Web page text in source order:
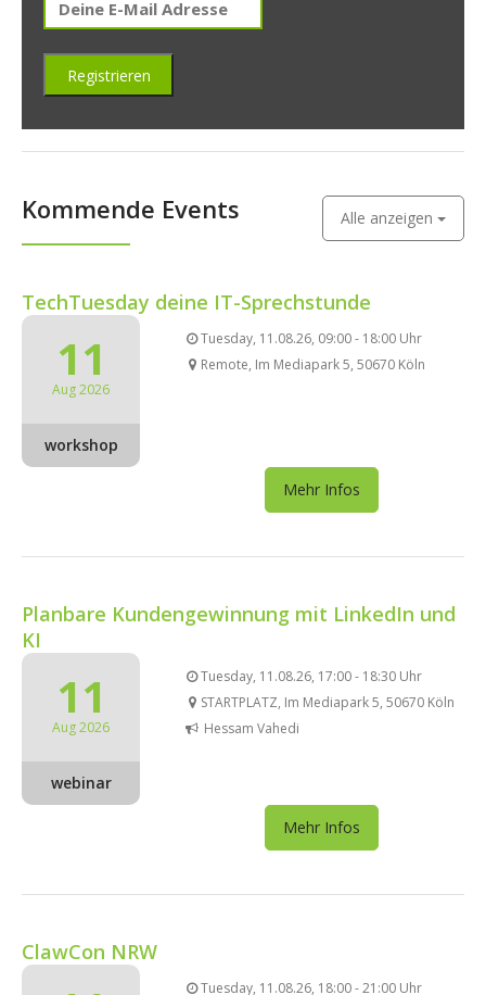
Kommende Events Alle anzeigen
TechTuesday deine IT-Sprechstunde
11
Aug 2026
workshop
Tuesday, 11.08.26, 09:00 - 18:00 Uhr
Remote, Im Mediapark 5, 50670 Köln
Mehr Infos
Planbare Kundengewinnung mit LinkedIn und
KI
11
Aug 2026
webinar
Tuesday, 11.08.26, 17:00 - 18:30 Uhr
STARTPLATZ, Im Mediapark 5, 50670 Köln
Hessam Vahedi
Mehr Infos
ClawCon NRW
Tuesday, 11.08.26, 18:00 - 21:00 Uhr